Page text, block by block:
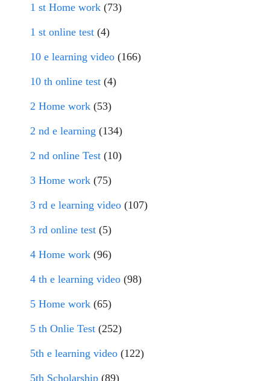
1 st Home work (73)
1 st online test (4)
10 e learning video (166)
10 th online test (4)
2 Home work (53)
2 nd e learning (134)
2 nd online Test (10)
3 Home work (75)
3 rd e learning video (107)
3 rd online test (5)
4 Home work (96)
4 th e learning video (98)
5 Home work (65)
5 th Onlie Test (252)
5th e learning video (122)
5th Scholarship (89)